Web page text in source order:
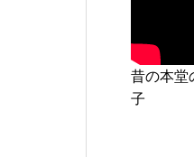
昔の本
子